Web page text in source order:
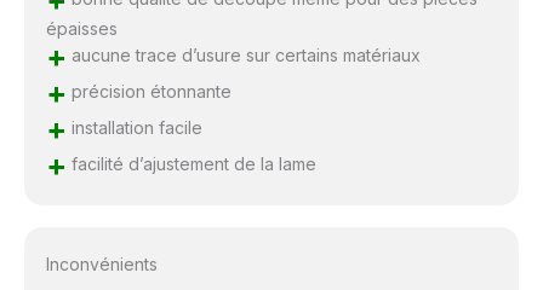
épaisses
+ aucune trace d’usure sur certains matériaux
+ précision étonnante
+ installation facile
+ facilité d’ajustement de la lame
Inconvénients